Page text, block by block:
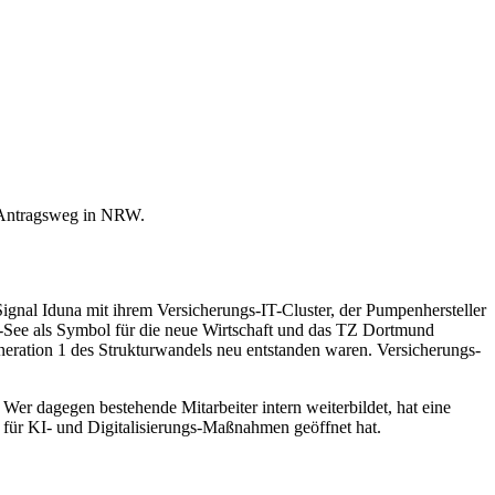
in NRW.
Iduna mit ihrem Versicherungs-IT-Cluster, der Pumpenhersteller
als Symbol für die neue Wirtschaft und das TZ Dortmund
1 des Strukturwandels neu entstanden waren. Versicherungs-
dagegen bestehende Mitarbeiter intern weiterbildet, hat eine
KI- und Digitalisierungs-Maßnahmen geöffnet hat.